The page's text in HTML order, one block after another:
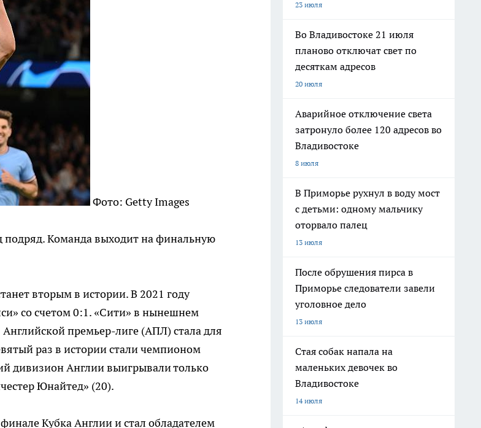
Фото: Getty Images
подряд. Команда выходит на финальную
вторым в истории. В 2021 году
со счетом 0:1. «Сити» в нынешнем
премьер-лиге (АПЛ) стала для
раз в истории стали чемпионом
дивизион Англии выигрывали только
Юнайтед» (20).
Кубка Англии и стал обладателем
23 июля
Во Владивостоке 21 июля
планово отключат свет по
десяткам адресов
20 июля
Аварийное отключение света
затронуло более 120 адресов во
Владивостоке
8 июля
В Приморье рухнул в воду мост
с детьми: одному мальчику
оторвало палец
13 июля
После обрушения пирса в
Приморье следователи завели
уголовное дело
13 июля
Стая собак напала на
маленьких девочек во
Владивостоке
14 июля